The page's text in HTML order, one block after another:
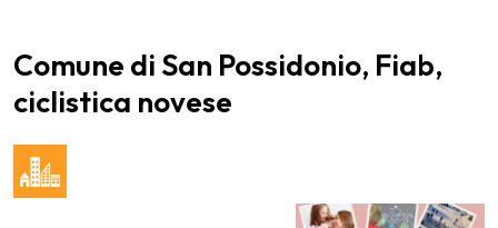
Comune di San Possidonio, Fiab,
ciclistica novese